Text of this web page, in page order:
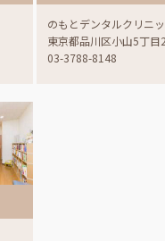
のもとデンタルクリニ
東京都品川区小山5丁目
03-3788-8148